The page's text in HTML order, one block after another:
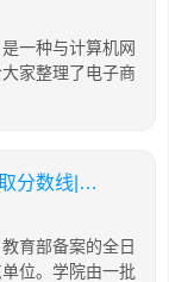
一种与计算机网
家整理了电子商
【山西华澳商贸职业学院单招】2026录取分数线|招生专业录取计划查询
育部备案的全日
位。学院由一批